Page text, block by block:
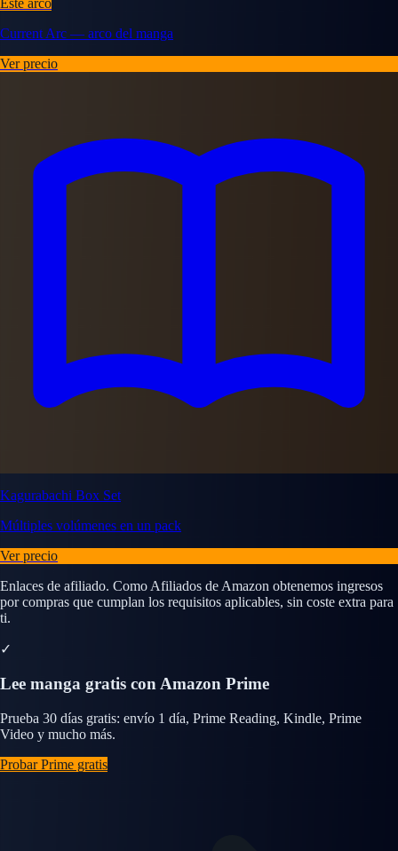
Este arco
Current Arc — arco del manga
Ver precio
Kagurabachi Box Set
Múltiples volúmenes en un pack
Ver precio
Enlaces de afiliado. Como Afiliados de Amazon obtenemos ingresos
por compras que cumplan los requisitos aplicables, sin coste extra para
ti.
✓
Lee manga gratis con Amazon Prime
Prueba 30 días gratis: envío 1 día, Prime Reading, Kindle, Prime
Video y mucho más.
Probar Prime gratis